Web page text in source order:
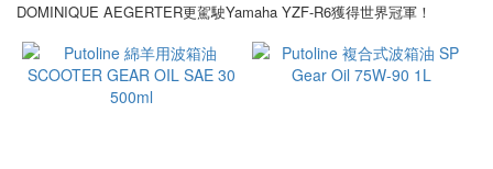
DOMINIQUE AEGERTER更駕駛Yamaha YZF-R6獲得世界冠軍！